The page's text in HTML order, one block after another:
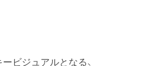
ビジュアルとなる、